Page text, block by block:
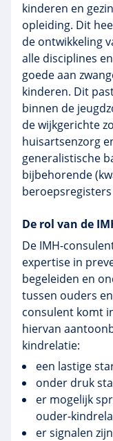
kinderen en
opleiding. Dit
de ontwikkeling
alle disciplines
goede aan
kinderen. Dit
binnen de
de wijkgerichte
huisartsenzorg
generalistische
bijbehorende
beroepsregisters
De rol van de
De IMH-
expertise in
begeleiden en
tussen ouders
consulent komt
hiervan
kindrelatie:
een lastige
onder druk
er mogelijk
ouder-
er signalen